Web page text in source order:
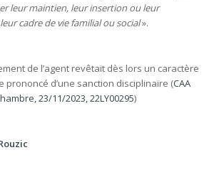
leur maintien, leur insertion ou leur
cadre de vie familial ou social».
de l’agent revêtait dès lors un caractère
prononcé d’une sanction disciplinaire (CAA
23/11/2023, 22LY00295)